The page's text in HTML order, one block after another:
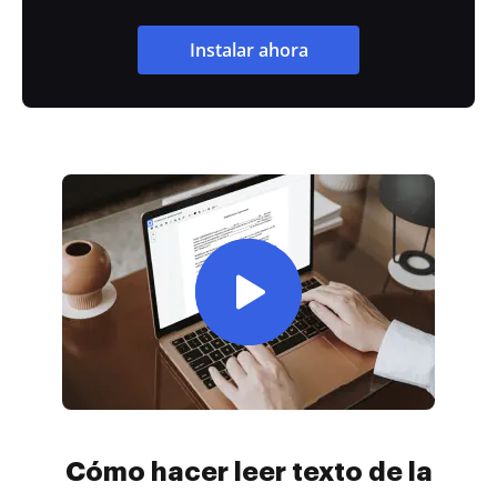
Instalar ahora
Cómo hacer leer texto de la